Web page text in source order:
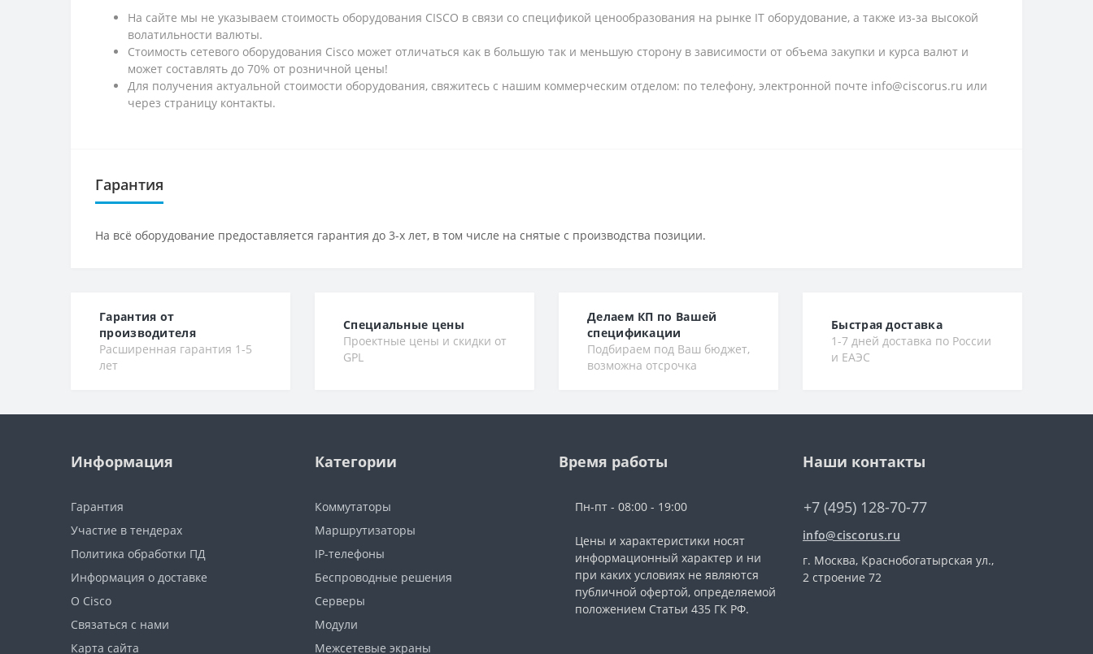
На сайте мы не указываем стоимость оборудования CISCO в связи со спецификой ценообразования на рынке IT оборудование, а также из-за высокой
волатильности валюты.
Стоимость сетевого оборудования Cisco может отличаться как в большую так и меньшую сторону в зависимости от объема закупки и курса валют и
может составлять до 70% от розничной цены!
Для получения актуальной стоимости оборудования, свяжитесь с нашим коммерческим отделом: по телефону, электронной почте info@ciscorus.ru или
через страницу контакты.
Гарантия
На всё оборудование предоставляется гарантия до 3-х лет, в том числе на снятые с производства позиции.
Гарантия от
производителя
Расширенная гарантия 1-5
лет
Специальные цены
Проектные цены и скидки от
GPL
Делаем КП по Вашей
спецификации
Подбираем под Ваш бюджет,
возможна отсрочка
Быстрая доставка
1-7 дней доставка по России
и ЕАЭС
Информация
Гарантия
Участие в тендерах
Политика обработки ПД
Информация о доставке
О Cisco
Связаться с нами
Карта сайта
Категории
Коммутаторы
Маршрутизаторы
IP-телефоны
Беспроводные решения
Серверы
Модули
Межсетевые экраны
Время работы
Пн-пт - 08:00 - 19:00
Цены и характеристики носят
информационный характер и ни
при каких условиях не являются
публичной офертой, определяемой
положением Статьи 435 ГК РФ.
Наши контакты
+7 (495) 128-70-77
info@ciscorus.ru
г. Москва, Краснобогатырская ул.,
2 строение 72